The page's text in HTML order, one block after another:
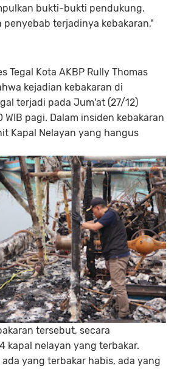
bukti-bukti pendukung.
penyebab terjadinya kebakaran,"
Tegal Kota AKBP Rully Thomas
kejadian kebakaran di
terjadi pada Jum'at (27/12)
pagi. Dalam insiden kebakaran
Kapal Nelayan yang hangus
tersebut, secara
kapal nelayan yang terbakar.
yang terbakar habis, ada yang